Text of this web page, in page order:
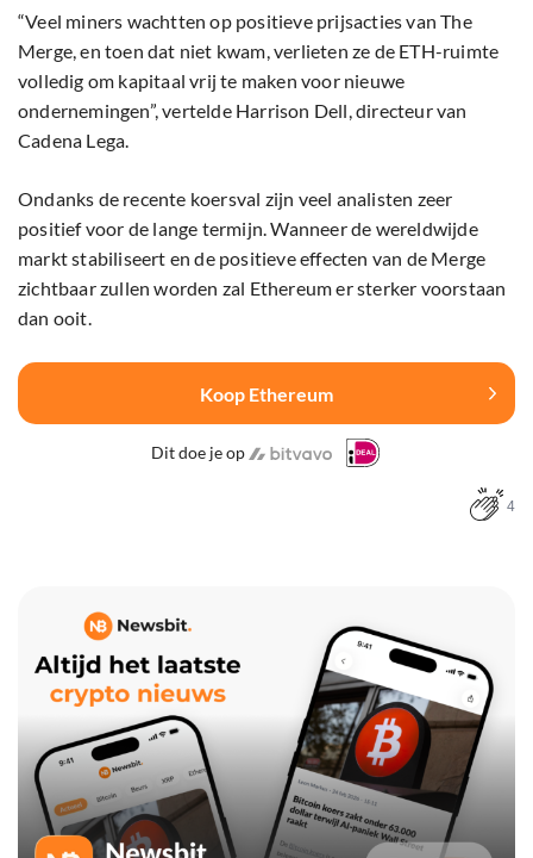
“Veel miners wachtten op positieve prijsacties van The
Merge, en toen dat niet kwam, verlieten ze de ETH-ruimte
volledig om kapitaal vrij te maken voor nieuwe
ondernemingen”, vertelde Harrison Dell, directeur van
Cadena Lega.
Ondanks de recente koersval zijn veel analisten zeer
positief voor de lange termijn. Wanneer de wereldwijde
markt stabiliseert en de positieve effecten van de Merge
zichtbaar zullen worden zal Ethereum er sterker voorstaan
dan ooit.
Koop Ethereum
Dit doe je op
4